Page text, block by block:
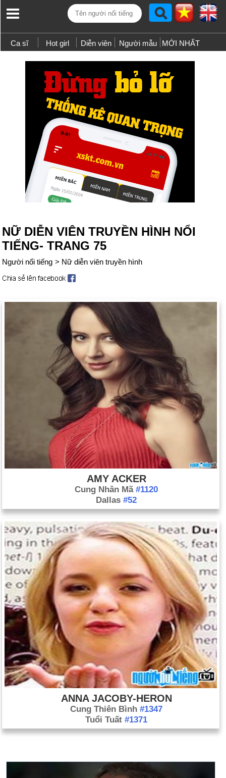
Ca sĩ Hot girl Diễn viên Người mẫu MỚI NHẤT
NỮ DIỄN VIÊN TRUYỀN HÌNH NỔI
TIẾNG- TRANG 75
Người nổi tiếng > Nữ diễn viên truyền hình
AMY ACKER
Cung Nhân Mã #1120
Dallas #52
ANNA JACOBY-HERON
Cung Thiên Bình #1347
Tuổi Tuất #1371